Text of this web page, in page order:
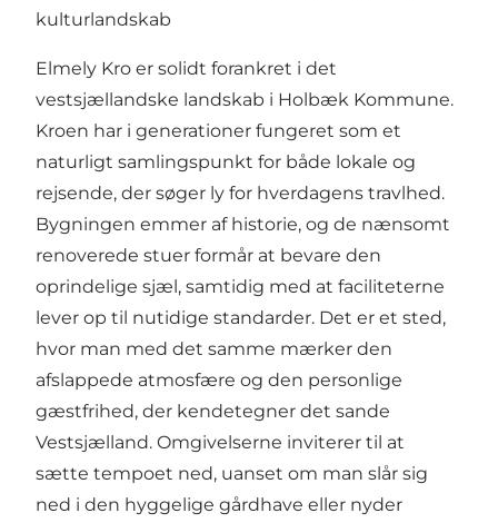
kulturlandskab
Elmely Kro er solidt forankret i det
vestsjællandske landskab i Holbæk Kommune.
Kroen har i generationer fungeret som et
naturligt samlingspunkt for både lokale og
rejsende, der søger ly for hverdagens travlhed.
Bygningen emmer af historie, og de nænsomt
renoverede stuer formår at bevare den
oprindelige sjæl, samtidig med at faciliteterne
lever op til nutidige standarder. Det er et sted,
hvor man med det samme mærker den
afslappede atmosfære og den personlige
gæstfrihed, der kendetegner det sande
Vestsjælland. Omgivelserne inviterer til at
sætte tempoet ned, uanset om man slår sig
ned i den hyggelige gårdhave eller nyder